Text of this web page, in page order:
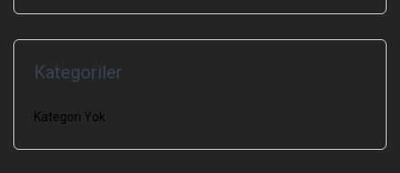
Kategoriler
Kategori Yok